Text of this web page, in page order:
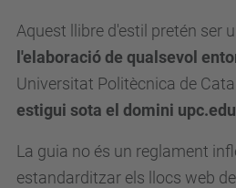
Aquest llibre d'estil pretén ser
l'elaboració de qualsevol
Universitat Politècnica de
estigui sota el domini
La guia no és un reglament
estandarditzar els llocs web